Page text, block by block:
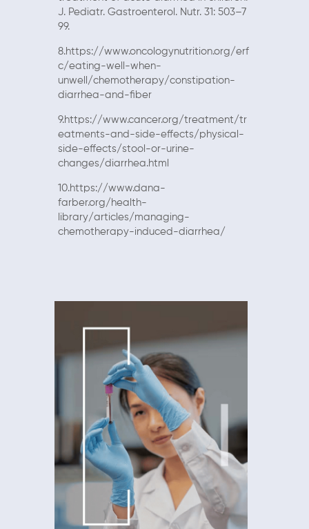
J. Pediatr. Gastroenterol. Nutr. 31: 503–7
99.
8.https://www.oncologynutrition.org/erf
c/eating-well-when-
unwell/chemotherapy/constipation-
diarrhea-and-fiber
9.https://www.cancer.org/treatment/tr
eatments-and-side-effects/physical-
side-effects/stool-or-urine-
changes/diarrhea.html
10.https://www.dana-
farber.org/health-
library/articles/managing-
chemotherapy-induced-diarrhea/